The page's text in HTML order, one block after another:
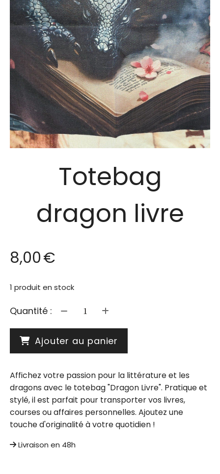
Totebag
dragon livre
8,00€
1 produit en stock
Quantité :
Ajouter au panier
Affichez votre passion pour la littérature et les
dragons avec le totebag "Dragon Livre". Pratique et
stylé, il est parfait pour transporter vos livres,
courses ou affaires personnelles. Ajoutez une
touche d'originalité à votre quotidien !
Livraison en 48h